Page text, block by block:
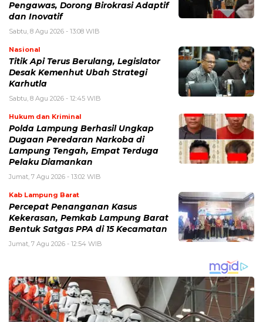
Pengawas, Dorong Birokrasi Adaptif
dan Inovatif
Sabtu, 8 Agu 2026 - 13:08 WIB
Nasional
Titik Api Terus Berulang, Legislator
Desak Kemenhut Ubah Strategi
Karhutla
Sabtu, 8 Agu 2026 - 12:45 WIB
Hukum dan Kriminal
Polda Lampung Berhasil Ungkap
Dugaan Peredaran Narkoba di
Lampung Tengah, Empat Terduga
Pelaku Diamankan
Jumat, 7 Agu 2026 - 13:02 WIB
Kab Lampung Barat
Percepat Penanganan Kasus
Kekerasan, Pemkab Lampung Barat
Bentuk Satgas PPA di 15 Kecamatan
Jumat, 7 Agu 2026 - 12:54 WIB